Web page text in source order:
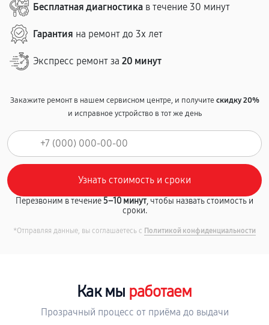
Бесплатная диагностика в течение 30 минут
Гарантия на ремонт до 3х лет
Экспресс ремонт за 20 минут
Закажите ремонт в нашем сервисном центре, и получитескидку 20%
и исправное устройство в тот же день
Перезвоним в течение5–10 минут, чтобы назвать стоимость и
сроки.
*Отправляя данные, вы соглашаетесь с Политикой конфиденциальности
Как мы работаем
Прозрачный процесс от приёма до выдачи